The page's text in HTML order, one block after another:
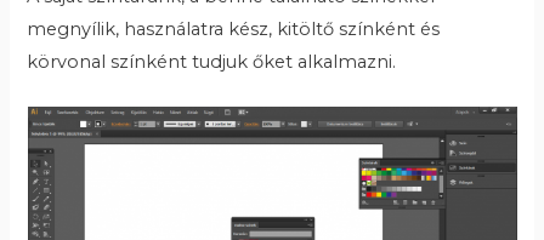
megnyílik, használatra kész, kitöltő színként és
körvonal színként tudjuk őket alkalmazni.